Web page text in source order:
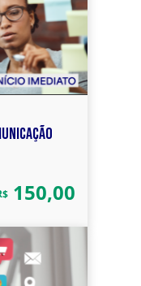
150,00